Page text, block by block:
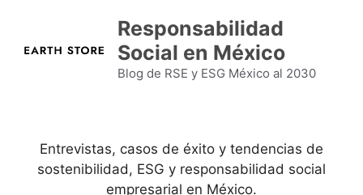
contenido
Responsabilidad
Social en México
Blog de RSE y ESG México al 2030
Entrevistas, casos de éxito y tendencias de
sostenibilidad, ESG y responsabilidad social
empresarial en México.